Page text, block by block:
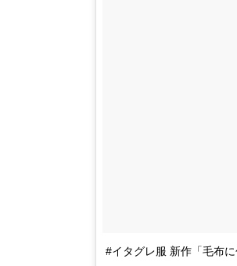
#イタグレ服 新作「毛布